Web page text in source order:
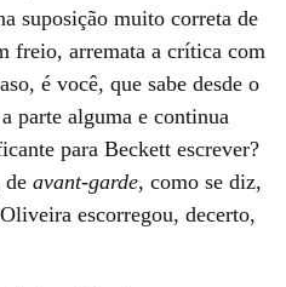
suposição muito correta de
freio, arremata a crítica com
é você, que sabe desde o
parte alguma e continua
para Beckett escrever?
de avant-garde, como se diz,
escorregou, decerto,